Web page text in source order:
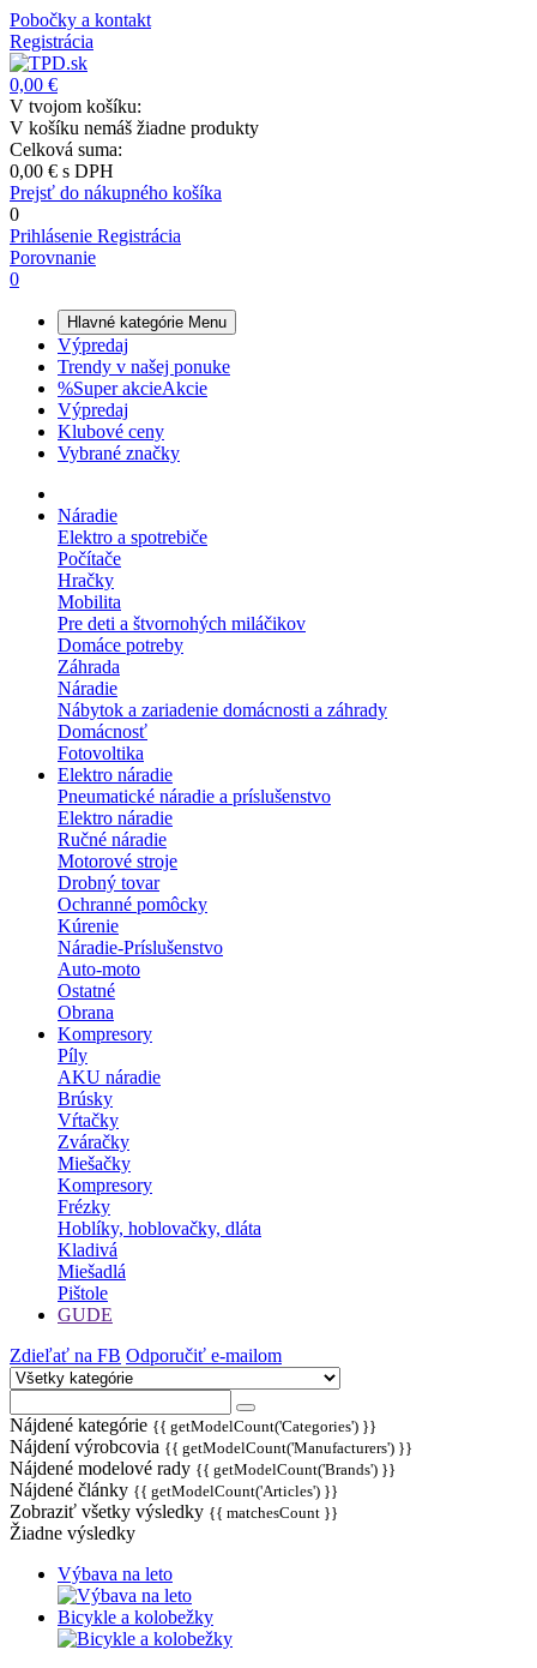
Pobočky a kontakt
Registrácia
0,00 €
V tvojom košíku:
V košíku nemáš žiadne produkty
Celková suma:
0,00 € s DPH
Prejsť do nákupného košíka
0
Prihlásenie Registrácia
Porovnanie
0
Hlavné kategórie Menu
Výpredaj
Trendy v našej ponuke
%Super akcieAkcie
Výpredaj
Klubové ceny
Vybrané značky
Náradie
Elektro a spotrebiče
Počítače
Hračky
Mobilita
Pre deti a štvornohých miláčikov
Domáce potreby
Záhrada
Náradie
Nábytok a zariadenie domácnosti a záhrady
Domácnosť
Fotovoltika
Elektro náradie
Pneumatické náradie a príslušenstvo
Elektro náradie
Ručné náradie
Motorové stroje
Drobný tovar
Ochranné pomôcky
Kúrenie
Náradie-Príslušenstvo
Auto-moto
Ostatné
Obrana
Kompresory
Píly
AKU náradie
Brúsky
Vŕtačky
Zváračky
Miešačky
Kompresory
Frézky
Hoblíky, hoblovačky, dláta
Kladivá
Miešadlá
Pištole
GUDE
Zdieľať na FB Odporučiť e-mailom
Nájdené kategórie {{ getModelCount('Categories') }}
Nájdení výrobcovia {{ getModelCount('Manufacturers') }}
Nájdené modelové rady {{ getModelCount('Brands') }}
Nájdené články {{ getModelCount('Articles') }}
Zobraziť všetky výsledky {{ matchesCount }}
Žiadne výsledky
Výbava na leto
Bicykle a kolobežky